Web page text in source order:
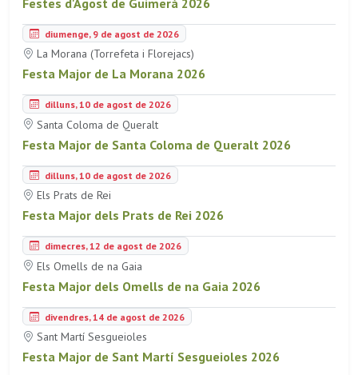
diumenge, 9 de agost de 2026
La Morana (Torrefeta i Florejacs)
Festa Major de La Morana 2026
dilluns, 10 de agost de 2026
Santa Coloma de Queralt
Festa Major de Santa Coloma de Queralt 2026
dilluns, 10 de agost de 2026
Els Prats de Rei
Festa Major dels Prats de Rei 2026
dimecres, 12 de agost de 2026
Els Omells de na Gaia
Festa Major dels Omells de na Gaia 2026
divendres, 14 de agost de 2026
Sant Martí Sesgueioles
Festa Major de Sant Martí Sesgueioles 2026